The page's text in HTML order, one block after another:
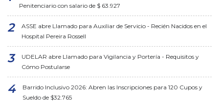
Penitenciario con salario de $ 63.927
ASSE abre Llamado para Auxiliar de Servicio - Recién Nacidos en el
Hospital Pereira Rossell
UDELAR abre Llamado para Vigilancia y Portería - Requisitos y
Cómo Postularse
Barrido Inclusivo 2026: Abren las Inscripciones para 120 Cupos y
Sueldo de $32.765